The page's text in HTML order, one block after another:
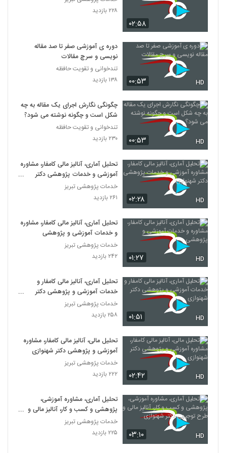
51
014051 - سفر دکترا (Doctoral Journey)
۹۱۳ بازدید
014052 - سفر دکترا (Doctoral Journey)
53
014053 - سفر دکترا (Doctoral Journey)
۸۷۶ بازدید
014054 - سفر دکترا (Doctoral Journey)
۸۶۱ بازدید
014055 - سفر دکترا (Doctoral Journey)
56
014056 - سفر دکترا (Doctoral Journey)
014057 - سفر دکترا (Doctoral Journey)
۸۱۵ بازدید
014058 - سفر دکترا (Doctoral Journey)
014059 - سفر دکترا (Doctoral Journey)
۷۶۷ بازدید
014060 - سفر دکترا (Doctoral Journey)
014061 - سفر دکترا (Doctoral Journey)
۷۴۴ بازدید
۰۲:۵۸
۲۲۸ بازدید
۰۰:۵۳ HD
دوره ی آموزشی صفر تا صد مقاله
نویسی و سرچ مقالات
تندخوانی و تقویت حافظه
۱۳۸ بازدید
۰۰:۵۳ HD
چگونگی نگارش اجرای یک مقاله به چه
شکل است و چگونه نوشته می شود؟
تندخوانی و تقویت حافظه
۲۳۰ بازدید
۰۲:۲۸ HD
تحلیل آماری، آنالیز مالی کامفار، مشاوره
آموزشی و خدمات پژوهشی دکتر
شهنوازی
خدمات پژوهشی تبریز
۲۶۱ بازدید
۰۱:۲۷ HD
تحلیل آماری، آنالیز مالی کامفار، مشاوره
و خدمات آموزشی و پژوهشی
خدمات پژوهشی تبریز
۲۴۲ بازدید
۰۱:۵۱ HD
تحلیل آماری، آنالیز مالی کامفار و
خدمات آموزشی و پژوهشی دکتر
شهنوازی
خدمات پژوهشی تبریز
۲۵۸ بازدید
۰۲:۴۲ HD
تحلیل مالی، آنالیز مالی کامفار، مشاوره
آموزشی و پژوهشی دکتر شهنوازی
خدمات پژوهشی تبریز
۲۲۲ بازدید
۰۳:۱۰ HD
تحلیل آماری، مشاوره آموزشی،
پژوهشی و کسب و کار، آنالیز مالی و
طرح توجیهی دکتر شهنوازی
خدمات پژوهشی تبریز
۲۲۵ بازدید